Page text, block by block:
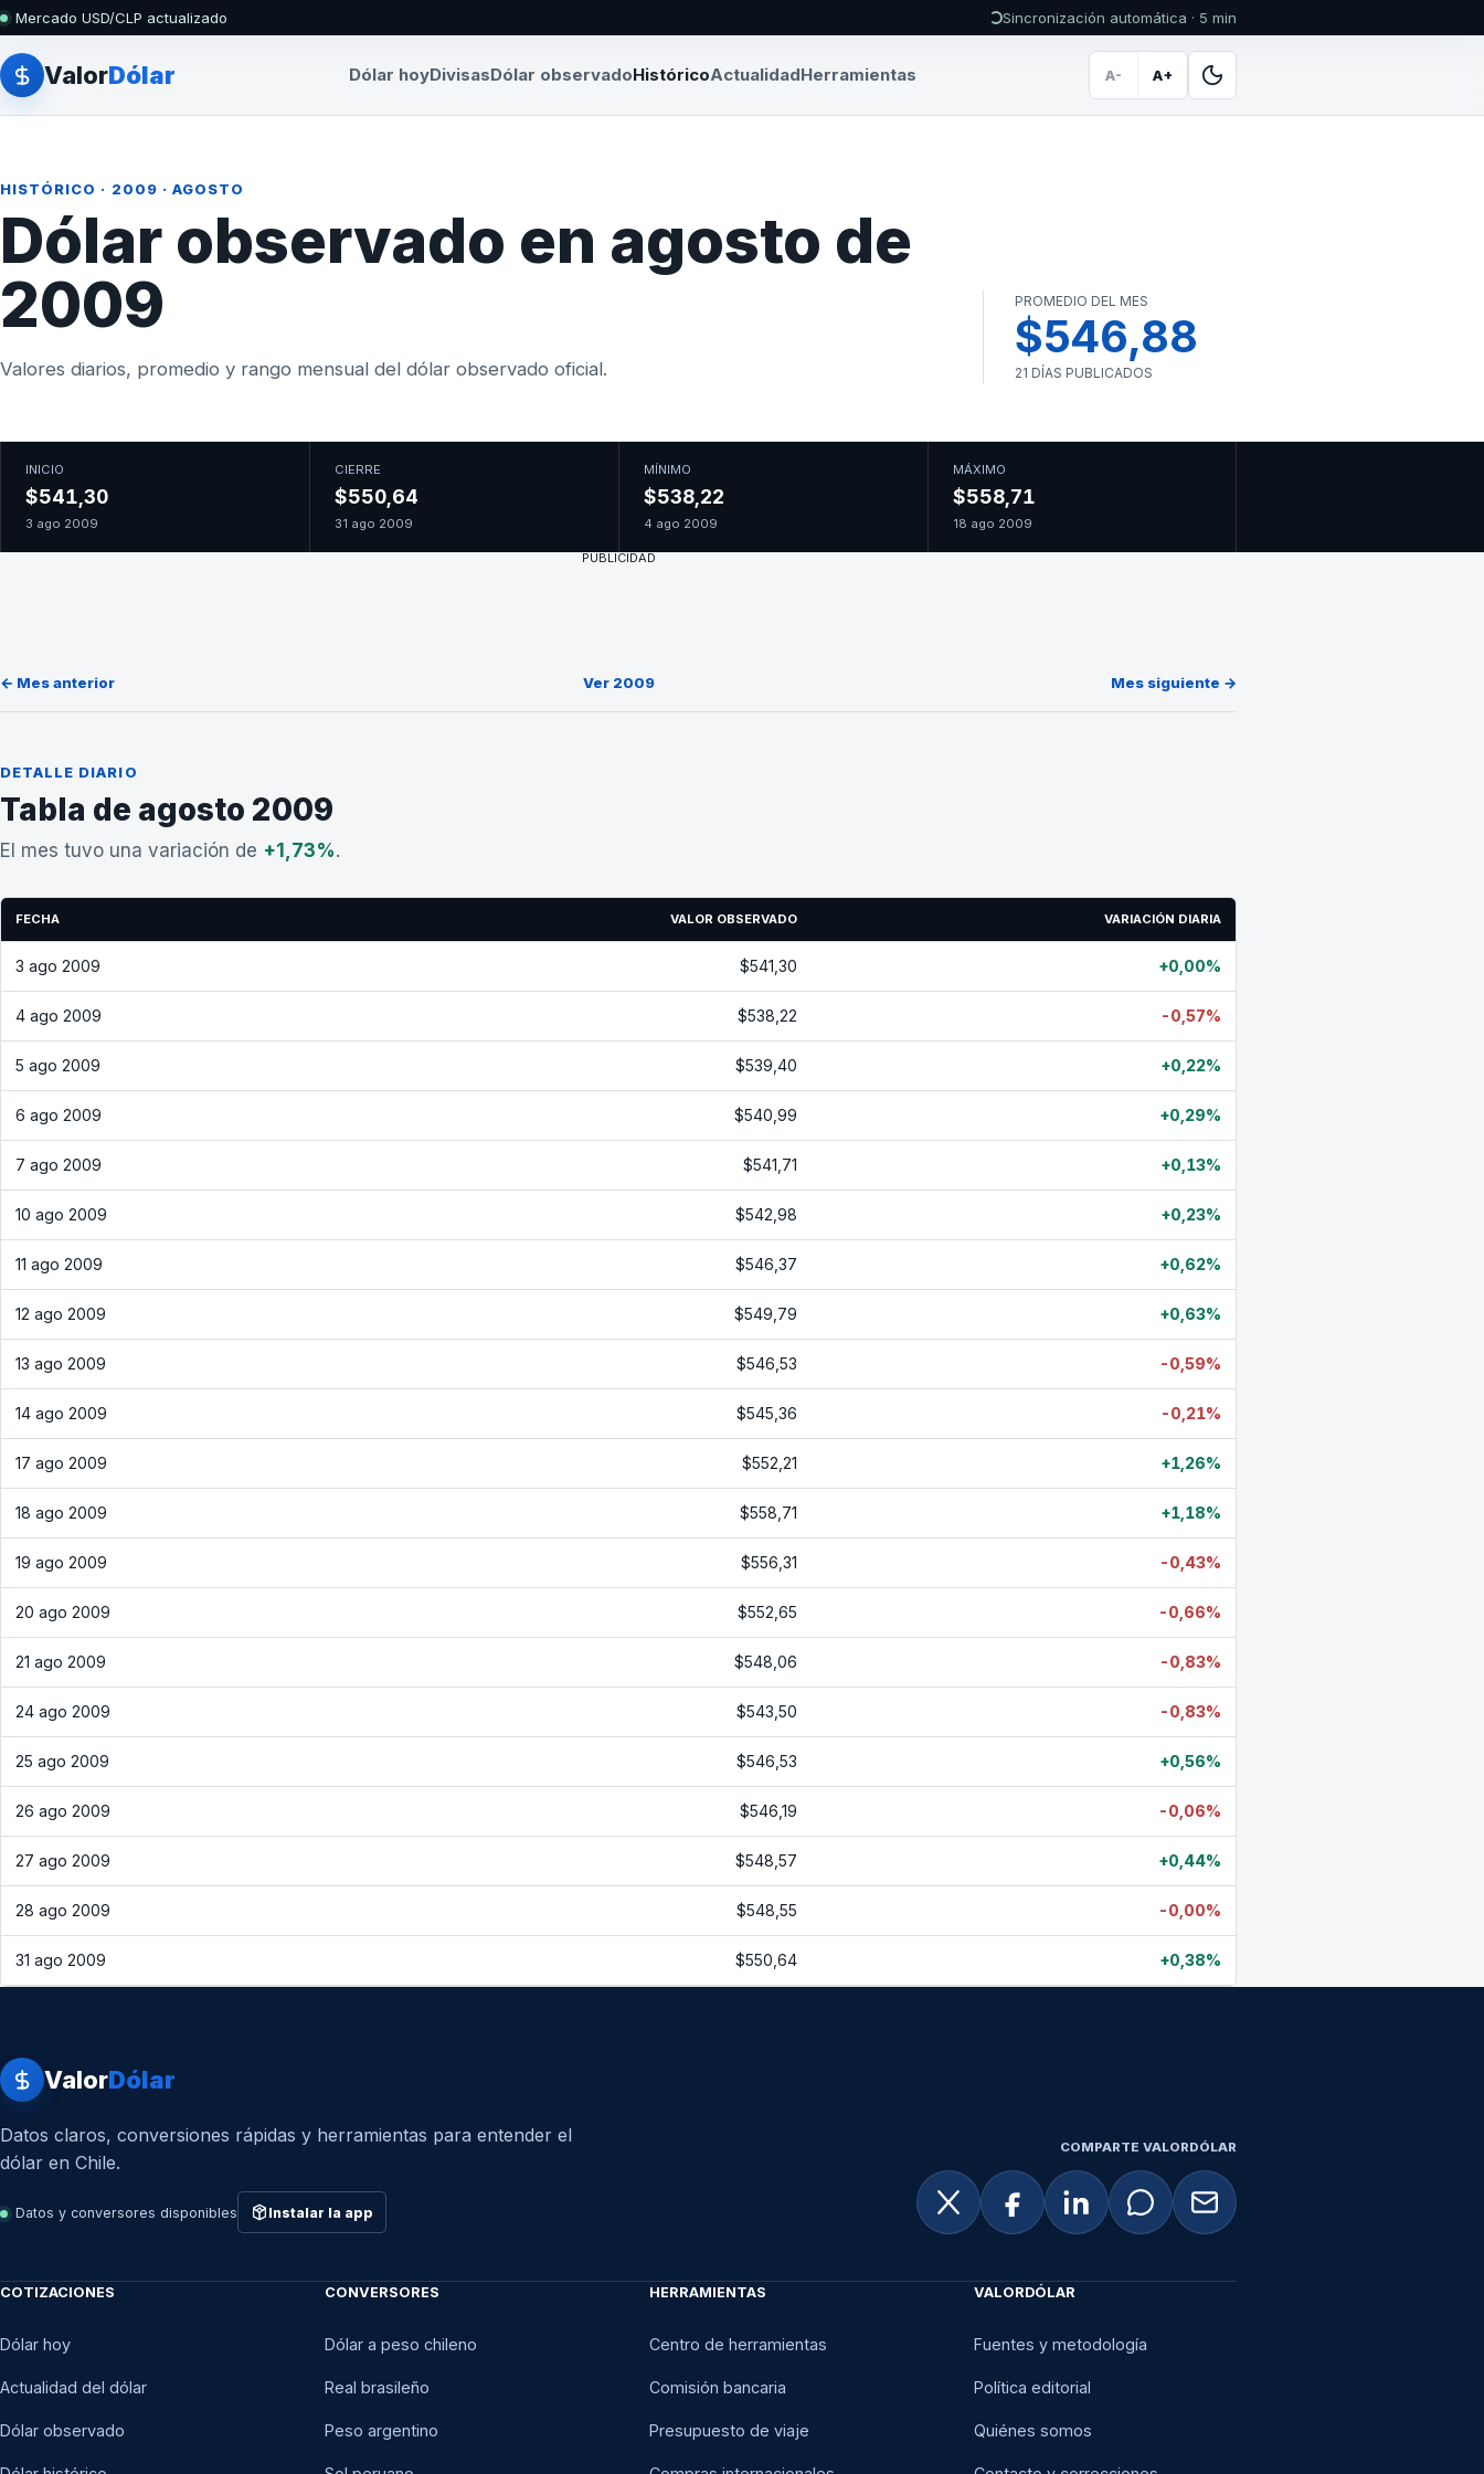
Mercado USD/CLP actualizado Sincronización automática · 5 min
ValorDólar Dólar hoyDivisasDólar observadoHistóricoActualidadHerramientas A- A+
HISTÓRICO · 2009 · AGOSTO
Dólar observado en agosto de
2009
Valores diarios, promedio y rango mensual del dólar observado oficial.
PROMEDIO DEL MES
$546,88
21 DÍAS PUBLICADOS
INICIO
$541,30
3 ago 2009
CIERRE
$550,64
31 ago 2009
MÍNIMO
$538,22
4 ago 2009
MÁXIMO
$558,71
18 ago 2009
PUBLICIDAD
← Mes anterior Ver 2009 Mes siguiente →
DETALLE DIARIO
Tabla de agosto 2009
El mes tuvo una variación de +1,73%.
FECHA VALOR OBSERVADO VARIACIÓN DIARIA
3 ago 2009 $541,30 +0,00%
4 ago 2009 $538,22 -0,57%
5 ago 2009 $539,40 +0,22%
6 ago 2009 $540,99 +0,29%
7 ago 2009 $541,71 +0,13%
10 ago 2009 $542,98 +0,23%
11 ago 2009 $546,37 +0,62%
12 ago 2009 $549,79 +0,63%
13 ago 2009 $546,53 -0,59%
14 ago 2009 $545,36 -0,21%
17 ago 2009 $552,21 +1,26%
18 ago 2009 $558,71 +1,18%
19 ago 2009 $556,31 -0,43%
20 ago 2009 $552,65 -0,66%
21 ago 2009 $548,06 -0,83%
24 ago 2009 $543,50 -0,83%
25 ago 2009 $546,53 +0,56%
26 ago 2009 $546,19 -0,06%
27 ago 2009 $548,57 +0,44%
28 ago 2009 $548,55 -0,00%
31 ago 2009 $550,64 +0,38%
ValorDólar
Datos claros, conversiones rápidas y herramientas para entender el
dólar en Chile.
Datos y conversores disponibles Instalar la app
COMPARTE VALORDÓLAR
COTIZACIONES
Dólar hoy
Actualidad del dólar
Dólar observado
CONVERSORES
Dólar a peso chileno
Real brasileño
Peso argentino
HERRAMIENTAS
Centro de herramientas
Comisión bancaria
Presupuesto de viaje
VALORDÓLAR
Fuentes y metodología
Política editorial
Quiénes somos